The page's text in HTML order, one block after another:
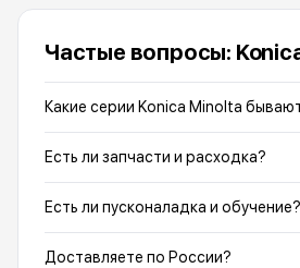
Частые вопросы:
Какие серии Konica Minolta
Есть ли запчасти и расходка?
Есть ли пусконаладка и обучение?
Доставляете по России?